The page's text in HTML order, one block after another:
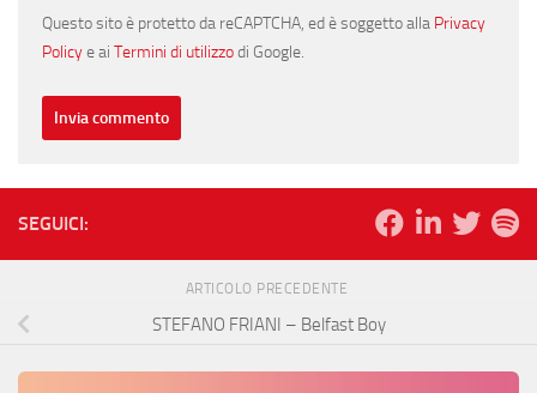
Questo sito è protetto da reCAPTCHA, ed è soggetto alla Privacy
Policye ai Termini di utilizzodi Google.
SEGUICI:
ARTICOLO PRECEDENTE
STEFANO FRIANI – Belfast Boy